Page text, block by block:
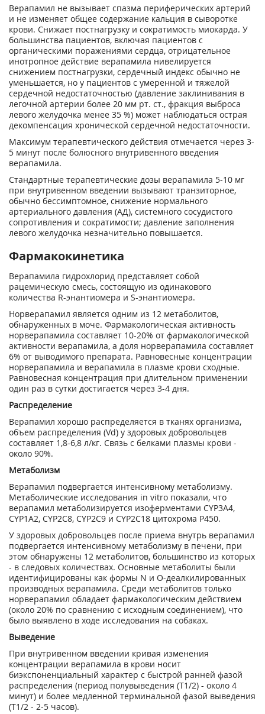
Верапамил не вызывает спазма периферических артерий
и не изменяет общее содержание кальция в сыворотке
крови. Снижает постнагрузку и сократимость миокарда. У
большинства пациентов, включая пациентов с
органическими поражениями сердца, отрицательное
инотропное действие верапамила нивелируется
снижением постнагрузки, сердечный индекс обычно не
уменьшается, но у пациентов с умеренной и тяжелой
сердечной недостаточностью (давление заклинивания в
легочной артерии более 20 мм рт. ст., фракция выброса
левого желудочка менее 35 %) может наблюдаться острая
декомпенсация хронической сердечной недостаточности.
Максимум терапевтического действия отмечается через 3-
5 минут после болюсного внутривенного введения
верапамила.
Стандартные терапевтические дозы верапамила 5-10 мг
при внутривенном введении вызывают транзиторное,
обычно бессимптомное, снижение нормального
артериального давления (АД), системного сосудистого
сопротивления и сократимости; давление заполнения
левого желудочка незначительно повышается.
Фармакокинетика
Верапамила гидрохлорид представляет собой
рацемическую смесь, состоящую из одинакового
количества R-энантиомера и S-энантиомера.
Норверапамил является одним из 12 метаболитов,
обнаруженных в моче. Фармакологическая активность
норверапамила составляет 10-20% от фармакологической
активности верапамила, а доля норверапамила составляет
6% от выводимого препарата. Равновесные концентрации
норверапамила и верапамила в плазме крови сходные.
Равновесная концентрация при длительном применении
один раз в сутки достигается через 3-4 дня.
Распределение
Верапамил хорошо распределяется в тканях организма,
объем распределения (Vd) у здоровых добровольцев
составляет 1,8-6,8 л/кг. Связь с белками плазмы крови -
около 90%.
Метаболизм
Верапамил подвергается интенсивному метаболизму.
Метаболические исследования in vitro показали, что
верапамил метаболизируется изоферментами CYP3A4,
CYP1A2, CYP2C8, CYP2C9 и CYP2C18 цитохрома Р450.
У здоровых добровольцев после приема внутрь верапамил
подвергается интенсивному метаболизму в печени, при
этом обнаружены 12 метаболитов, большинство из которых
- в следовых количествах. Основные метаболиты были
идентифицированы как формы N и О-деалкилированных
производных верапамила. Среди метаболитов только
норверапамил обладает фармакологическим действием
(около 20% по сравнению с исходным соединением), что
было выявлено в ходе исследования на собаках.
Выведение
При внутривенном введении кривая изменения
концентрации верапамила в крови носит
биэкспоненциальный характер с быстрой ранней фазой
распределения (период полувыведения (Т1/2) - около 4
минут) и более медленной терминальной фазой выведения
(Т1/2 - 2-5 часов).